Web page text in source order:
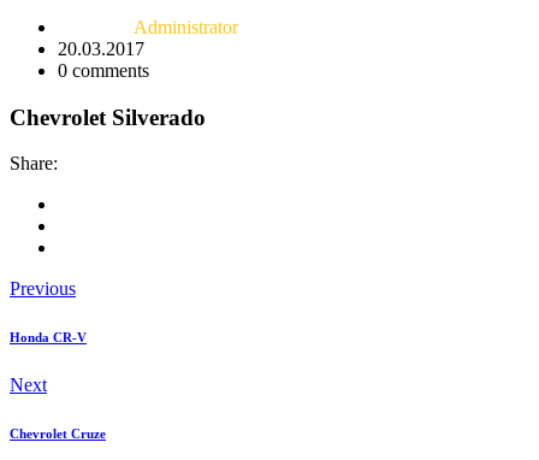
Administrator
20.03.2017
0 comments
Chevrolet Silverado
Share:
Previous
Honda CR-V
Next
Chevrolet Cruze